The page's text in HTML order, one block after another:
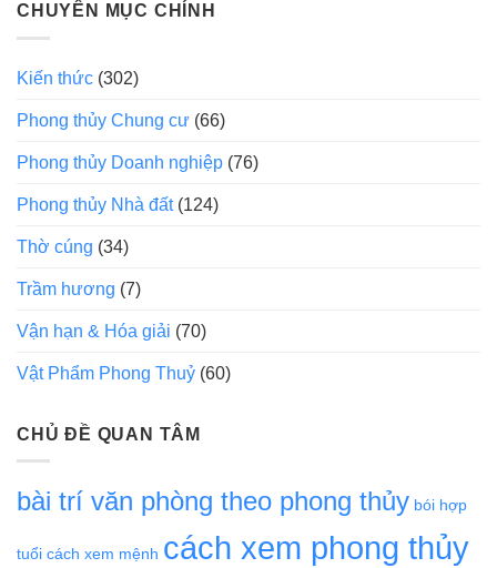
CHUYÊN MỤC CHÍNH
Kiến thức (302)
Phong thủy Chung cư (66)
Phong thủy Doanh nghiệp (76)
Phong thủy Nhà đất(124)
Thờ cúng (34)
Trầm hương (7)
Vận hạn & Hóa giải (70)
Vật Phẩm Phong Thuỷ (60)
CHỦ ĐỀ QUAN TÂM
bài trí văn phòng theo phong thủy bói hợp
tuổi cách xem mệnh cách xem phong thủy